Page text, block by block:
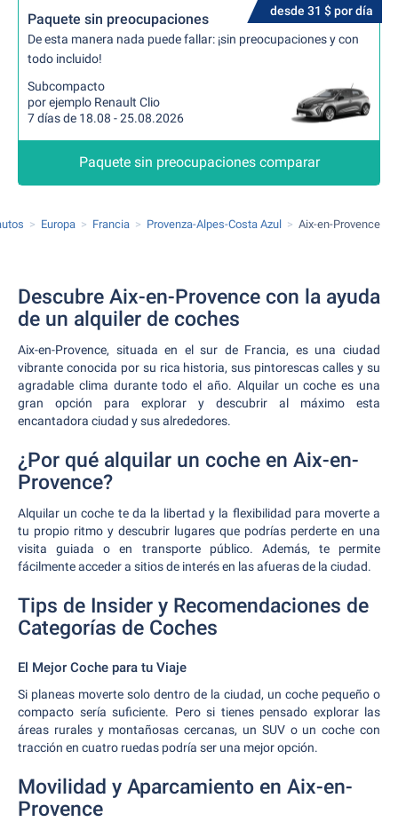
desde 31 $ por día
Paquete sin preocupaciones
De esta manera nada puede fallar: ¡sin preocupaciones y con
todo incluido!
Subcompacto
por ejemplo Renault Clio
7 días de 18.08 - 25.08.2026
Paquete sin preocupaciones comparar
Europa Francia Provenza-Alpes-Costa Azul Aix-en-Provence
Descubre Aix-en-Provence con la ayuda
de un alquiler de coches
Aix-en-Provence, situada en el sur de Francia, es una ciudad
vibrante conocida por su rica historia, sus pintorescas calles y su
agradable clima durante todo el año. Alquilar un coche es una
gran opción para explorar y descubrir al máximo esta
encantadora ciudad y sus alrededores.
¿Por qué alquilar un coche en Aix-en-
Provence?
Alquilar un coche te da la libertad y la flexibilidad para moverte a
tu propio ritmo y descubrir lugares que podrías perderte en una
visita guiada o en transporte público. Además, te permite
fácilmente acceder a sitios de interés en las afueras de la ciudad.
Tips de Insider y Recomendaciones de
Categorías de Coches
El Mejor Coche para tu Viaje
Si planeas moverte solo dentro de la ciudad, un coche pequeño o
compacto sería suficiente. Pero si tienes pensado explorar las
áreas rurales y montañosas cercanas, un SUV o un coche con
tracción en cuatro ruedas podría ser una mejor opción.
Movilidad y Aparcamiento en Aix-en-
Provence